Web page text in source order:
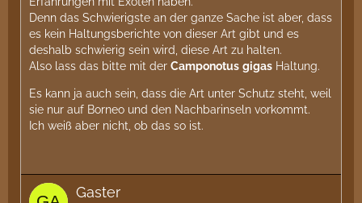
Denn das Schwierigste an der ganze Sache ist aber, dass
es kein Haltungsberichte von dieser Art gibt und es
deshalb schwierig sein wird, diese Art zu halten.
Also lass das bitte mit der Camponotus gigas Haltung.
Es kann ja auch sein, dass die Art unter Schutz steht, weil
sie nur auf Borneo und den Nachbarinseln vorkommt.
Ich weiß aber nicht, ob das so ist.
Gaster